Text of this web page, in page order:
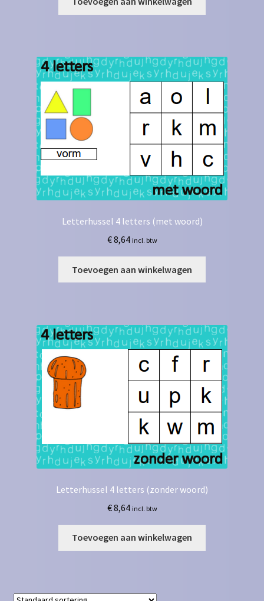
Letterhussel 4 letters (met woord)
€8,64 incl. btw
Toevoegen aan winkelwagen
Letterhussel 4 letters (zonder woord)
€8,64 incl. btw
Toevoegen aan winkelwagen